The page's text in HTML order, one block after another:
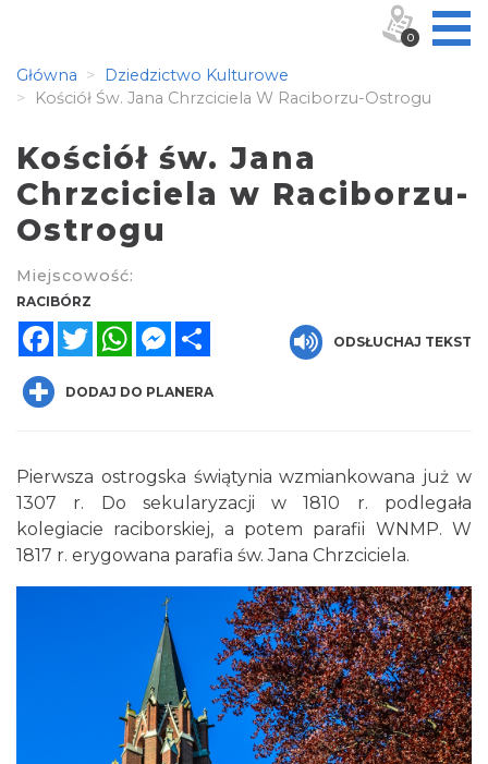
Główna
Dziedzictwo Kulturowe
Kościół Św. Jana Chrzciciela W Raciborzu-Ostrogu
Kościół św. Jana
Chrzciciela w Raciborzu-
Ostrogu
Miejscowość:
RACIBÓRZ
FacebookTwitterWhatsAppMessenger
ODSŁUCHAJ TEKST
DODAJ DO PLANERA
Pierwsza ostrogska świątynia wzmiankowana już w
1307 r. Do sekularyzacji w 1810 r. podlegała
kolegiacie raciborskiej, a potem parafii WNMP. W
1817 r. erygowana parafia św. Jana Chrzciciela.
0